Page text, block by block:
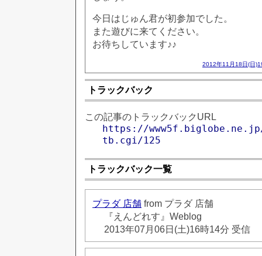
今日はじゅん君が初参加でした。
また遊びに来てください。
お待ちしています♪♪
2012年11月18日(日
トラックバック
この記事のトラックバックURL
https://
tb.cgi/125
トラックバック一覧
プラダ 店舗 from プラダ 店舗
『えんどれす』Weblog
2013年07月06日(土)16時14分 受信